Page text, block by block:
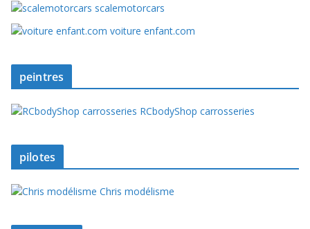
scalemotorcars
voiture enfant.com
peintres
RCbodyShop carrosseries
pilotes
Chris modélisme